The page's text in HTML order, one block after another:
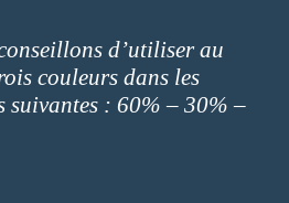
d’utiliser au
couleurs dans les
suivantes : 60% – 30% –